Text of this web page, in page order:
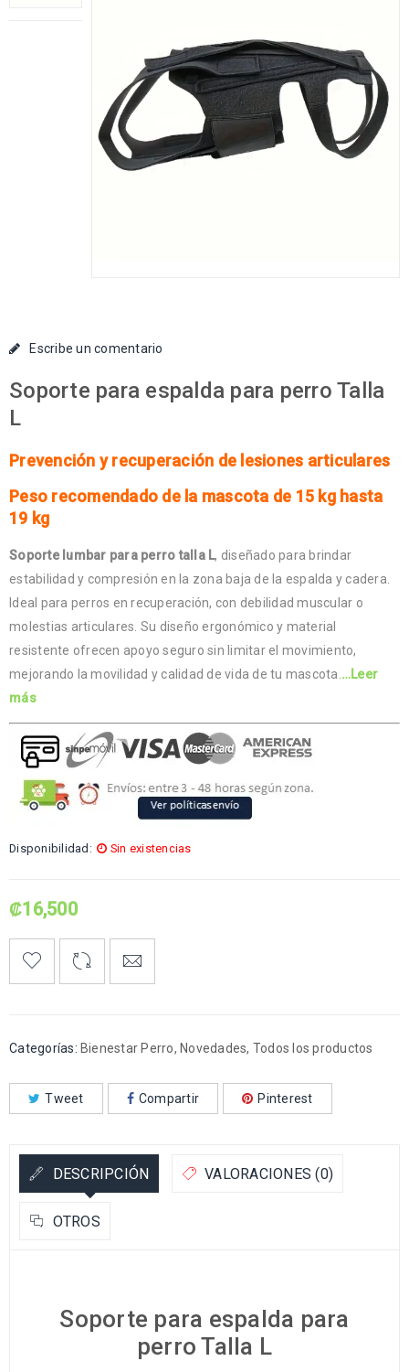
Escribe un comentario
Soporte para espalda para perro Talla
L
Prevención y recuperación de lesiones articulares
Peso recomendado de la mascota de 15 kg hasta
19 kg
Soporte lumbar para perro talla L, diseñado para brindar
estabilidad y compresión en la zona baja de la espalda y cadera.
Ideal para perros en recuperación, con debilidad muscular o
molestias articulares. Su diseño ergonómico y material
resistente ofrecen apoyo seguro sin limitar el movimiento,
mejorando la movilidad y calidad de vida de tu mascota. …Leer
más
Disponibilidad: Sin existencias
₡16,500
Categorías: Bienestar Perro, Novedades, Todos los productos
Tweet Compartir Pinterest
DESCRIPCIÓN VALORACIONES (0)
OTROS
Soporte para espalda para
perro Talla L